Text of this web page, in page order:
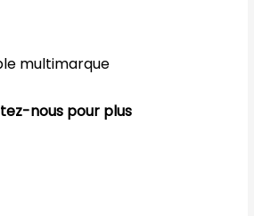
multimarque
nous pour plus